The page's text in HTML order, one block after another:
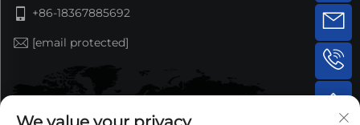
+86-18367885692
[email protected]